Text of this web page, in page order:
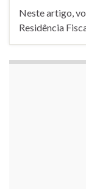
Neste artigo,
Residência